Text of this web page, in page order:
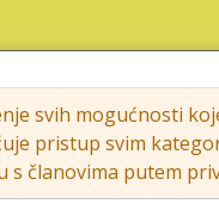
svih mogućnosti
pristup svim
članovima putem